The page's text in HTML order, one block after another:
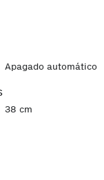
Apagado automático
38 cm